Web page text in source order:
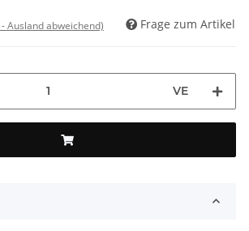
- Ausland abweichend) Frage zum Artikel
VE